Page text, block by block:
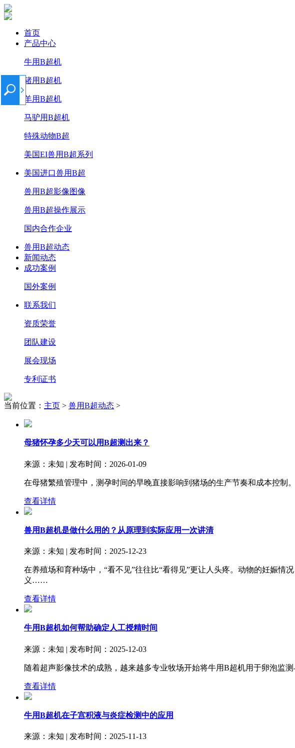
首页
产品中心
牛用B超机
猪用B超机
羊用B超机
马驴用B超机
特殊动物B超
美国EI兽用B超系列
美国进口兽用B超
兽用B超影像图像
兽用B超操作展示
国内合作企业
兽用B超动态
新闻动态
成功案例
国外案例
联系我们
资质荣誉
团队建设
展会现场
专利证书
当前位置： 主页 > 兽用B超动态 >
母猪怀孕多少天可以用B超测出来？
来源：未知 | 发布时间：2026-01-09
在母猪繁殖管理中，测孕时间的早晚直接影响到猪场的生产节奏和成本控
查看详情
兽用B超机是做什么用的？从原理到实际应用一次讲清
来源：未知 | 发布时间：2025-12-23
在养殖场和育种场中，“看不见”往往比“看得见”更让人头疼。动物的妊娠
义……
查看详情
牛用B超机如何帮助确定人工授精时间
来源：未知 | 发布时间：2025-12-03
随着超声影像技术的成熟，越来越多专业牧场开始将牛用B超机用于卵泡监
查看详情
牛用B超机在子宫积液与炎症检测中的应用
来源：未知 | 发布时间：2025-11-13